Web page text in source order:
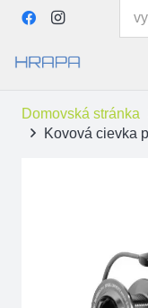
Domovská stránka
Kovová cievka